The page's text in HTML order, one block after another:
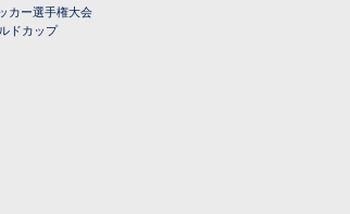
カー選手権大会
ドカップ